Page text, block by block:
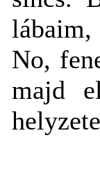
No,
majd